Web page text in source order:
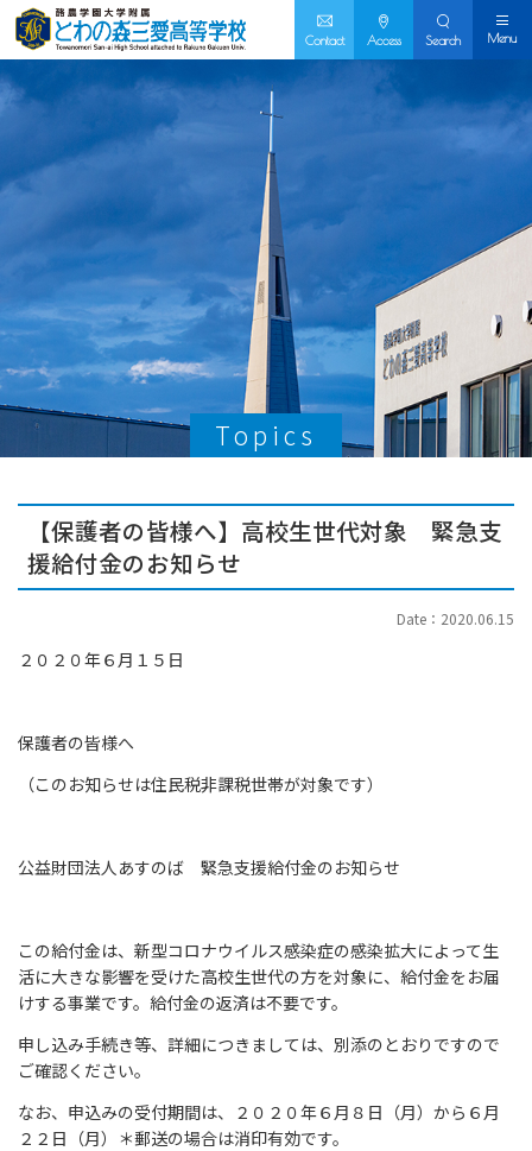
Contact Access Search Menu
Topics
【保護者の皆様へ】高校生世代対象 緊急支
援給付金のお知らせ
Date：2020.06.15
２０２０年６月１５日
保護者の皆様へ
（このお知らせは住民税非課税世帯が対象です）
公益財団法人あすのば 緊急支援給付金のお知らせ
この給付金は、新型コロナウイルス感染症の感染拡大によって生
活に大きな影響を受けた高校生世代の方を対象に、給付金をお届
けする事業です。給付金の返済は不要です。
申し込み手続き等、詳細につきましては、別添のとおりですので
ご確認ください。
なお、申込みの受付期間は、２０２０年６月８日（月）から６月
２２日（月）＊郵送の場合は消印有効です。